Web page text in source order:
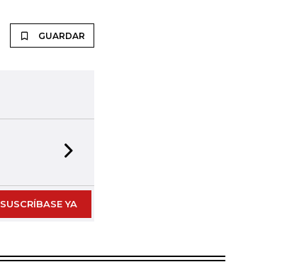
GUARDAR
SUSCRÍBASE YA